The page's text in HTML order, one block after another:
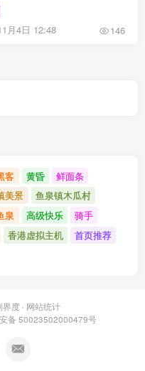
月4日 12:48 146
客 黄昏
鲜面条
美景
鱼泉镇木瓜村
泉 高级快乐
骑手
香港虚拟主机
首页推荐
界度· 网站统计
备 50023502000479号